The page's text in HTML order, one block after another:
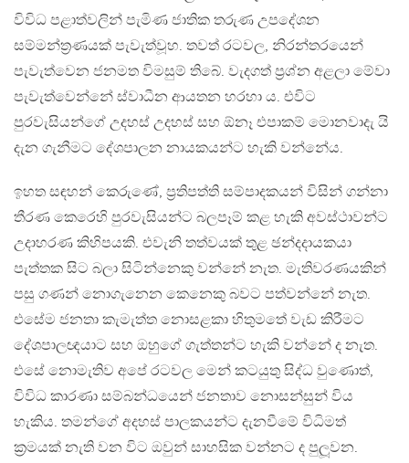
විවිධ පළාත්වලින් පැමිණ ජාතික තරුණ උපදේශන
සම්මන්ත‍්‍රණයක් පැවැත්වූහ. තවත් රටවල, නිරන්තරයෙන්
පැවැත්වෙන ජනමත විමසුම් තිබේ. වැදගත් ප‍්‍රශ්න අළලා මේවා
පැවැත්වෙන්නේ ස්වාධීන ආයතන හරහා ය. එවිට
පුරවැසියන්ගේ උදහස් උදහස් සහ ඕනෑ එපාකම් මොනවාදැ යි
දැන ගැනීමට දේශපාලන නායකයන්ට හැකි වන්නේය.
ඉහත සඳහන් කෙරුණේ, ප‍්‍රතිපත්ති සම්පාදකයන් විසින් ගන්නා
තීරණ කෙරෙහි පුරවැසියන්ට බලපෑම් කළ හැකි අවස්ථාවන්ට
උදාහරණ කිහිපයකි. එවැනි තත්වයක් තුළ ඡන්දදායකයා
පැත්තක සිට බලා සිටින්නෙකු වන්නේ නැත. මැතිවරණයකින්
පසු ගණන් නොගැනෙන කෙනෙකු බවට පත්වන්නේ නැත.
එසේම ජනතා කැමැත්ත නොසළකා හිතුමතේ වැඩ කිරීමට
දේශපාලඥයාට සහ ඔහුගේ ගැත්තන්ට හැකි වන්නේ ද නැත.
එසේ නොමැතිව අපේ රටවල මෙන් කටයුතු සිද්ධ වුණොත්,
විවිධ කාරණා සම්බන්ධයෙන් ජනතාව නොසන්සුන් විය
හැකිය. තමන්ගේ අදහස් පාලකයන්ට දැනවීමේ විධිමත්
ක‍්‍රමයක් නැති වන විට ඔවුන් සාහසික වන්නට ද පුලූවන.